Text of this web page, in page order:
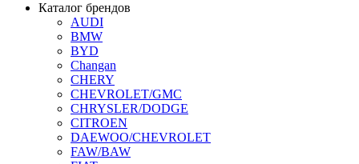
Каталог брендов
AUDI
BMW
BYD
Changan
CHERY
CHEVROLET/GMC
CHRYSLER/DODGE
CITROEN
DAEWOO/CHEVROLET
FAW/BAW